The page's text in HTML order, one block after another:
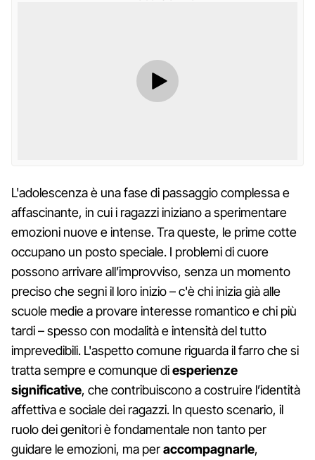
L'adolescenza è una fase di passaggio complessa e
affascinante, in cui i ragazzi iniziano a sperimentare
emozioni nuove e intense. Tra queste, le prime cotte
occupano un posto speciale. I problemi di cuore
possono arrivare all’improvviso, senza un momento
preciso che segni il loro inizio – c'è chi inizia già alle
scuole medie a provare interesse romantico e chi più
tardi – spesso con modalità e intensità del tutto
imprevedibili. L'aspetto comune riguarda il farro che si
tratta sempre e comunque diesperienze
significative, che contribuiscono a costruire l’identità
affettiva e sociale dei ragazzi. In questo scenario, il
ruolo dei genitori è fondamentale non tanto per
guidare le emozioni, ma peraccompagnarle,